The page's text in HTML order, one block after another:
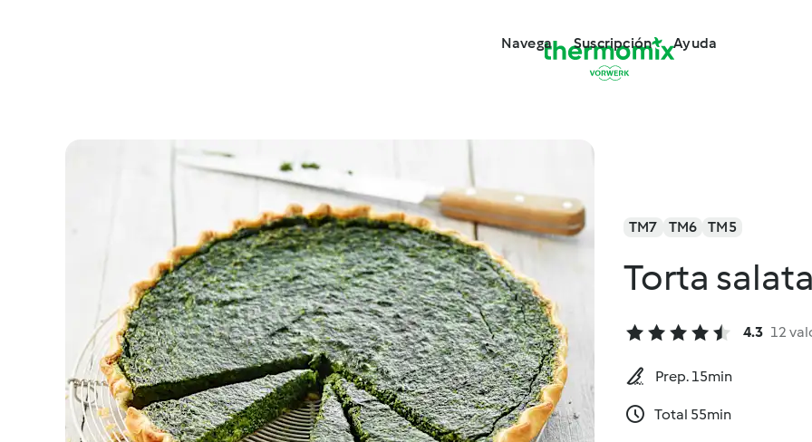
Navega Suscripción Ayuda
TM7 TM6 TM5
Torta
4.3 12
Prep. 15min
Total 55min